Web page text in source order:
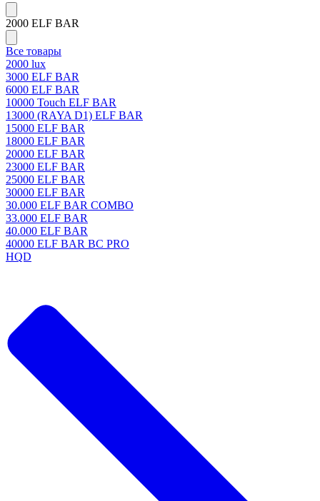
2000 ELF BAR
Все товары
2000 lux
3000 ELF BAR
6000 ELF BAR
10000 Touch ELF BAR
13000 (RAYA D1) ELF BAR
15000 ELF BAR
18000 ELF BAR
20000 ELF BAR
23000 ELF BAR
25000 ELF BAR
30000 ELF BAR
30.000 ELF BAR COMBO
33.000 ELF BAR
40.000 ELF BAR
40000 ELF BAR BC PRO
HQD